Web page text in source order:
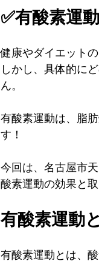
✅有酸素運
健康やダイエット
しかし、具体的に
ん。
有酸素運動は、脂
す！
今回は、名古屋市
酸素運動の効果と
有酸素運動
有酸素運動とは、